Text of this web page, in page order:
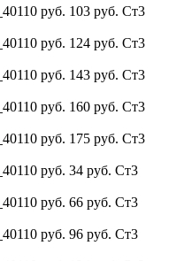
40110 руб. 103 руб. Ст3
40110 руб. 124 руб. Ст3
40110 руб. 143 руб. Ст3
40110 руб. 160 руб. Ст3
40110 руб. 175 руб. Ст3
40110 руб. 34 руб. Ст3
40110 руб. 66 руб. Ст3
40110 руб. 96 руб. Ст3